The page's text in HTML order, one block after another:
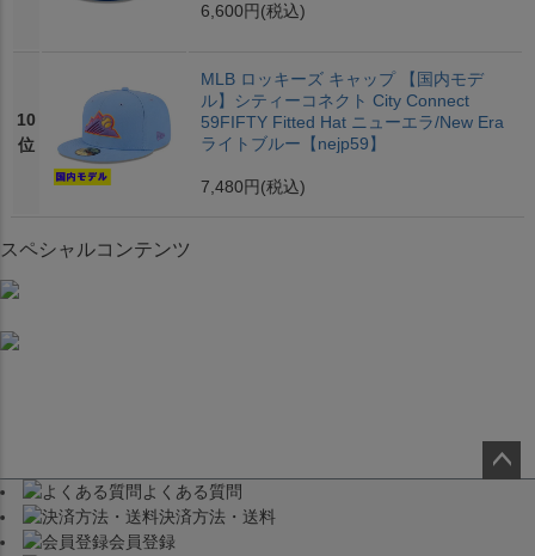
6,600円 (税込)
10
位
MLB ロッキーズ キャップ 【国内モデ
ル】シティーコネクト City Connect
59FIFTY Fitted Hat ニューエラ/New Era
ライトブルー【nejp59】
7,480円 (税込)
スペシャルコンテンツ
よくある質問
決済方法・送料
会員登録